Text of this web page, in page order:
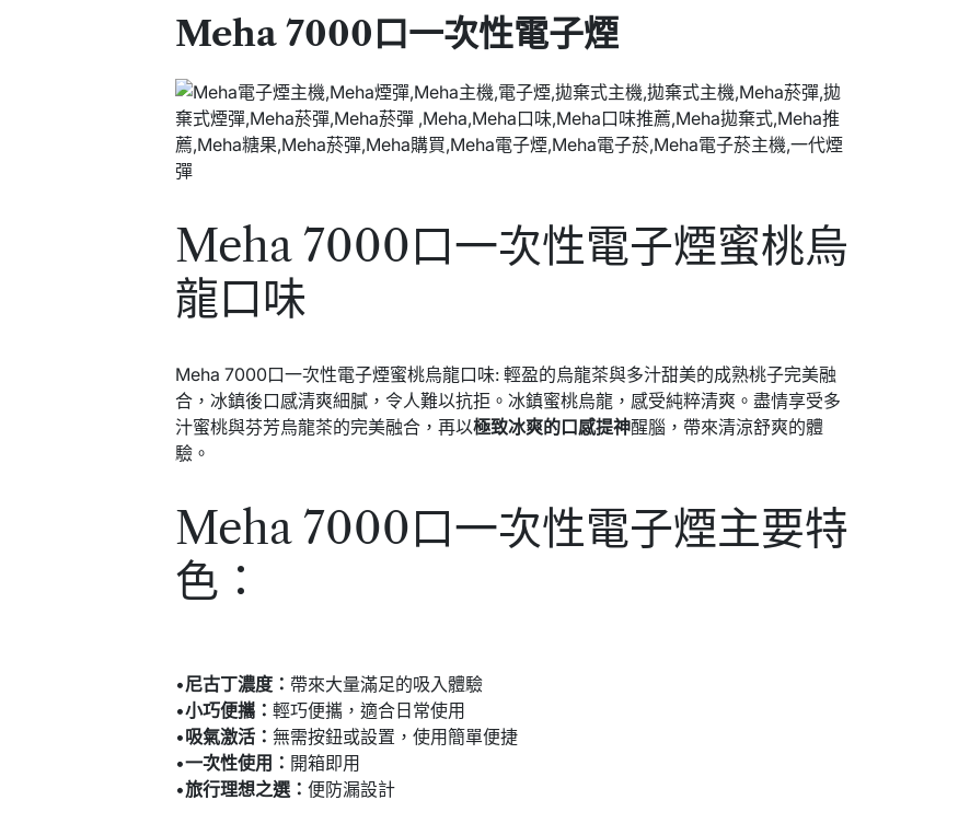
Meha 7000口一次性電子煙
Meha 7000口一次性電子煙蜜桃烏
龍口味
Meha 7000口一次性電子煙蜜桃烏龍口味: 輕盈的烏龍茶與多汁甜美的成熟桃子完美融
合，冰鎮後口感清爽細膩，令人難以抗拒。冰鎮蜜桃烏龍，感受純粹清爽。盡情享受多
汁蜜桃與芬芳烏龍茶的完美融合，再以極致冰爽的口感提神醒腦，帶來清涼舒爽的體
驗。
Meha 7000口一次性電子煙主要特
色 ：
•尼古丁濃度： 帶來大量滿足的吸入體驗
•小巧便攜：輕巧便攜，適合日常使用
•吸氣激活：無需按鈕或設置，使用簡單便捷
•一次性使用： 開箱即用
•旅行理想之選：便防漏設計